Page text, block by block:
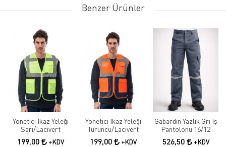
Benzer Ürünler
Yönetici İkaz Yeleği
Sarı/Lacivert
199,00 +KDV
Yönetici İkaz Yeleği
Turuncu/Lacivert
199,00 +KDV
Gabardin Yazlık Gri İş
Pantolonu 16/12
526,50 +KDV